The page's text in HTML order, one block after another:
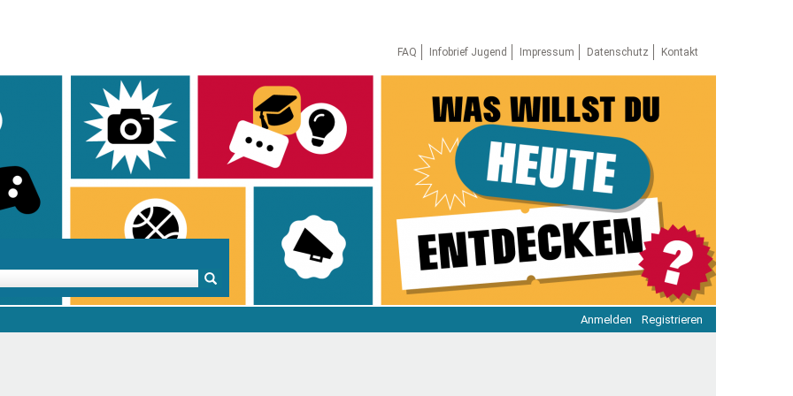
FAQ
Infobrief Jugend Impressum Datenschutz Kontakt
Anmelden Registrieren